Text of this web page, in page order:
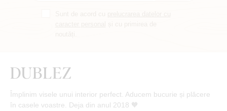
Împlinim visele unui interior perfect. Aducem bucurie și plăcere
în casele voastre. Deja din anul 2018 🧡